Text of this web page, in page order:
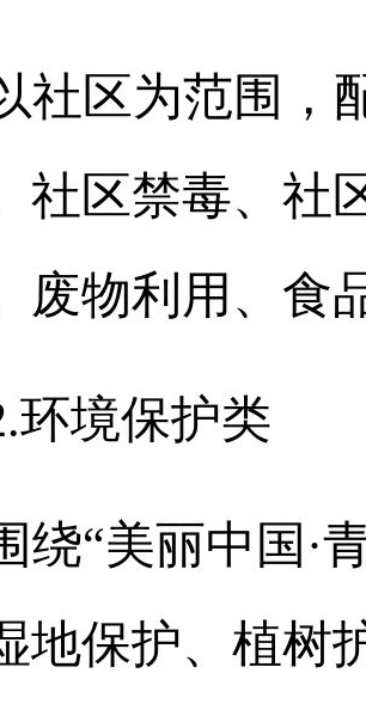
社区为范围，
社区禁毒、社
废物利用、食
.环境保护类
绕“美丽中国·
地保护、植树